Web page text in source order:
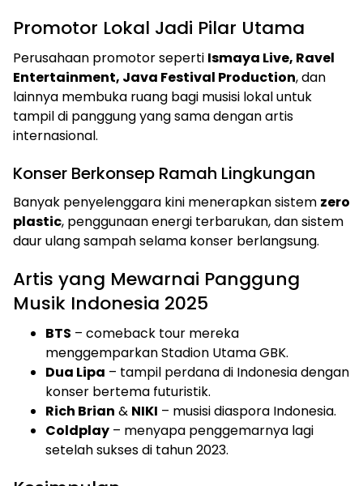
Promotor Lokal Jadi Pilar Utama
Perusahaan promotor seperti Ismaya Live, Ravel
Entertainment, Java Festival Production, dan
lainnya membuka ruang bagi musisi lokal untuk
tampil di panggung yang sama dengan artis
internasional.
Konser Berkonsep Ramah Lingkungan
Banyak penyelenggara kini menerapkan sistem zero
plastic, penggunaan energi terbarukan, dan sistem
daur ulang sampah selama konser berlangsung.
Artis yang Mewarnai Panggung
Musik Indonesia 2025
BTS – comeback tour mereka
menggemparkan Stadion Utama GBK.
Dua Lipa – tampil perdana di Indonesia dengan
konser bertema futuristik.
Rich Brian & NIKI – musisi diaspora Indonesia.
Coldplay – menyapa penggemarnya lagi
setelah sukses di tahun 2023.